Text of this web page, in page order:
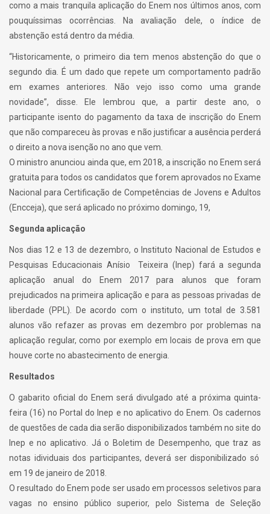
como a mais tranquila aplicação do Enem nos últimos anos, com
pouquíssimas ocorrências. Na avaliação dele, o índice de
abstenção está dentro da média.
“Historicamente, o primeiro dia tem menos abstenção do que o
segundo dia. É um dado que repete um comportamento padrão
em exames anteriores. Não vejo isso como uma grande
novidade”, disse. Ele lembrou que, a partir deste ano, o
participante isento do pagamento da taxa de inscrição do Enem
que não compareceu às provas e não justificar a ausência perderá
o direito a nova isenção no ano que vem.
O ministro anunciou ainda que, em 2018, a inscrição no Enem será
gratuita para todos os candidatos que forem aprovados no Exame
Nacional para Certificação de Competências de Jovens e Adultos
(Encceja), que será aplicado no próximo domingo, 19,
Segunda aplicação
Nos dias 12 e 13 de dezembro, o Instituto Nacional de Estudos e
Pesquisas Educacionais Anísio Teixeira (Inep) fará a segunda
aplicação anual do Enem 2017 para alunos que foram
prejudicados na primeira aplicação e para as pessoas privadas de
liberdade (PPL). De acordo com o instituto, um total de 3.581
alunos vão refazer as provas em dezembro por problemas na
aplicação regular, como por exemplo em locais de prova em que
houve corte no abastecimento de energia.
Resultados
O gabarito oficial do Enem será divulgado até a próxima quinta-
feira (16) no Portal do Inep e no aplicativo do Enem. Os cadernos
de questões de cada dia serão disponibilizados também no site do
Inep e no aplicativo. Já o Boletim de Desempenho, que traz as
notas idividuais dos participantes, deverá ser disponibilizado só
em 19 de janeiro de 2018.
O resultado do Enem pode ser usado em processos seletivos para
vagas no ensino público superior, pelo Sistema de Seleção